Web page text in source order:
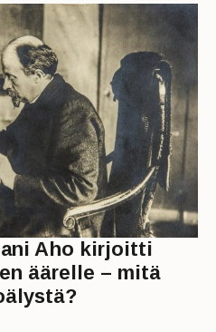
Aho kirjoitti
äärelle – mitä